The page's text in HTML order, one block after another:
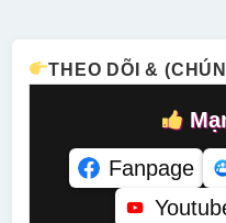
THEO DÕI &
Fanpage